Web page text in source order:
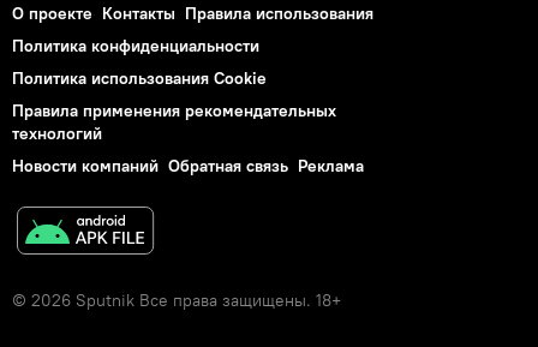
О проекте Контакты Правила использования
Политика конфиденциальности
Политика использования Cookie
Правила применения рекомендательных
технологий
Новости компаний Обратная связь Реклама
© 2026 Sputnik Все права защищены. 18+